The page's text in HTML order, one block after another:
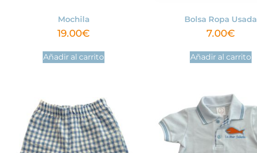
Mochila
19.00€
Añadir al carrito
Bolsa Ropa Usada
7.00€
Añadir al carrito